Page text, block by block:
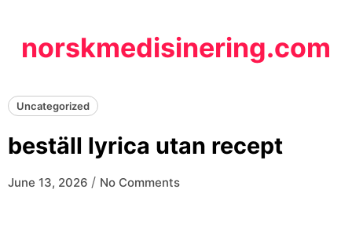
contentnorskmedisinering.com
Uncategorized
beställ lyrica utan recept
June 13, 2026 / No Comments